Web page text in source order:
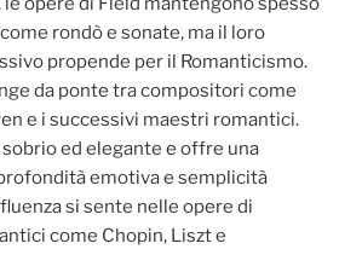
rondò e sonate, ma il loro
propende per il Romanticismo.
da ponte tra compositori come
e i successivi maestri romantici.
ed elegante e offre una
emotiva e semplicità
si sente nelle opere di
come Chopin, Liszt e